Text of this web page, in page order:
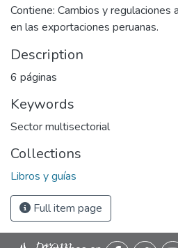
Contiene: Cambios y regulaciones
en las exportaciones peruanas.
Description
6 páginas
Keywords
Sector multisectorial
Collections
Libros y guías
Full item page